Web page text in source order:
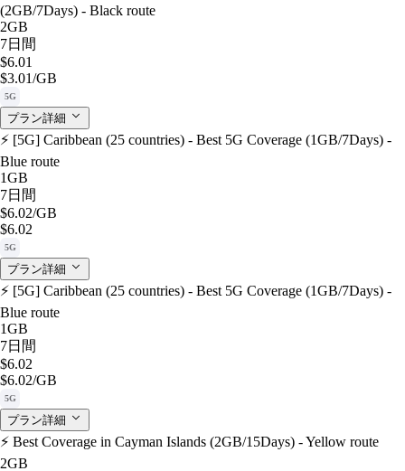
(2GB/7Days) - Black route
2GB
7日間
$6.01
$3.01/GB
5G
プラン詳細
⚡️ [5G] Caribbean (25 countries) - Best 5G Coverage (1GB/7Days) -
Blue route
1GB
7日間
$6.02/GB
$6.02
5G
プラン詳細
⚡️ [5G] Caribbean (25 countries) - Best 5G Coverage (1GB/7Days) -
Blue route
1GB
7日間
$6.02
$6.02/GB
5G
プラン詳細
⚡️ Best Coverage in Cayman Islands (2GB/15Days) - Yellow route
2GB